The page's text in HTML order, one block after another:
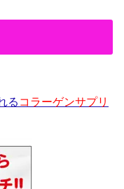
る コラーゲンサプリ